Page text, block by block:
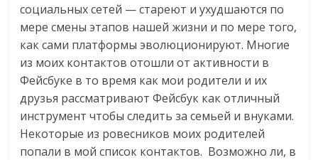
социальных сетей — стареют и ухудшаются по
мере смены этапов нашей жизни и по мере того,
как сами платформы эволюционируют. Многие
из моих контактов отошли от активности в
Фейсбуке в то время как мои родители и их
друзья рассматривают Фейсбук как отличный
инструмент чтобы следить за семьей и внуками.
Некоторые из ровесников моих родителей
попали в мой список контактов. Возможно ли, в